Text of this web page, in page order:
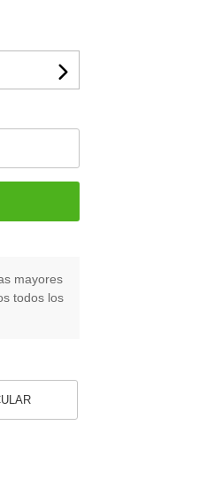
mayores
todos los